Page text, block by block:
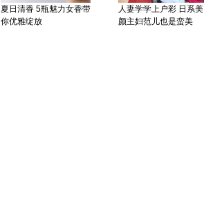
人妻学学上户彩 日系美
颜主妇范儿也是蛮美
夏日清香 5瓶魅力女香带
你优雅绽放